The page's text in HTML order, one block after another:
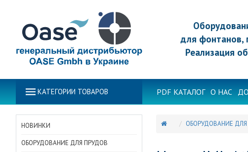
для фонтанов,
Реализация
КАТЕГОРИИ ТОВАРОВ PDF КАТАЛОГ О НАС
НОВИНКИ
ОБОРУДОВАНИЕ ДЛЯ ПРУДОВ
ОБОРУДОВАНИЕ